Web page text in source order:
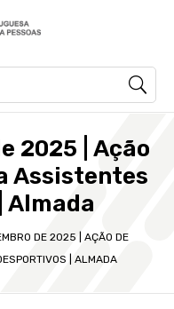
2025 | Ação
Assistentes
Almada
DE 2025 | AÇÃO DE
| ALMADA